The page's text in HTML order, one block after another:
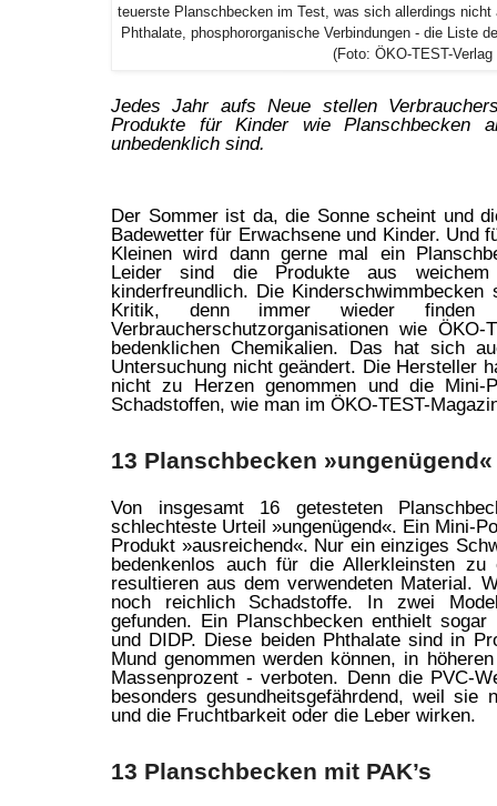
teuerste Planschbecken im Test, was sich allerdings
Phthalate, phosphororganische Verbindungen - die Liste
(Foto: ÖKO-TEST-Verlag
Jedes Jahr aufs Neue stellen
Produkte für Kinder wie Planschbecken
unbedenklich sind.
Der Sommer ist da, die Sonne scheint und
Badewetter für Erwachsene und Kinder. Und
Kleinen wird dann gerne mal ein
Leider sind die Produkte aus
kinderfreundlich. Die
Kritik, denn immer wieder finden
Verbraucherschutzorganisationen wie
bedenklichen Chemikalien. Das hat sich
Untersuchung nicht geändert. Die Hersteller
nicht zu Herzen genommen und die
Schadstoffen, wie man im ÖKO-TEST-
13 Planschbecken »ungenügend«
Von insgesamt 16 getesteten
schlechteste Urteil »ungenügend«. Ein Mini-
Produkt »ausreichend«. Nur ein einziges
bedenkenlos auch für die Allerkleinsten zu
resultieren aus dem verwendeten Material.
noch reichlich Schadstoffe. In zwei
gefunden. Ein Planschbecken enthielt
und DIDP. Diese beiden Phthalate sind in
Mund genommen werden können, in
Massenprozent - verboten. Denn die PVC-
besonders gesundheitsgefährdend, weil sie
und die Fruchtbarkeit oder die Leber wirken.
13 Planschbecken mit PAK’s